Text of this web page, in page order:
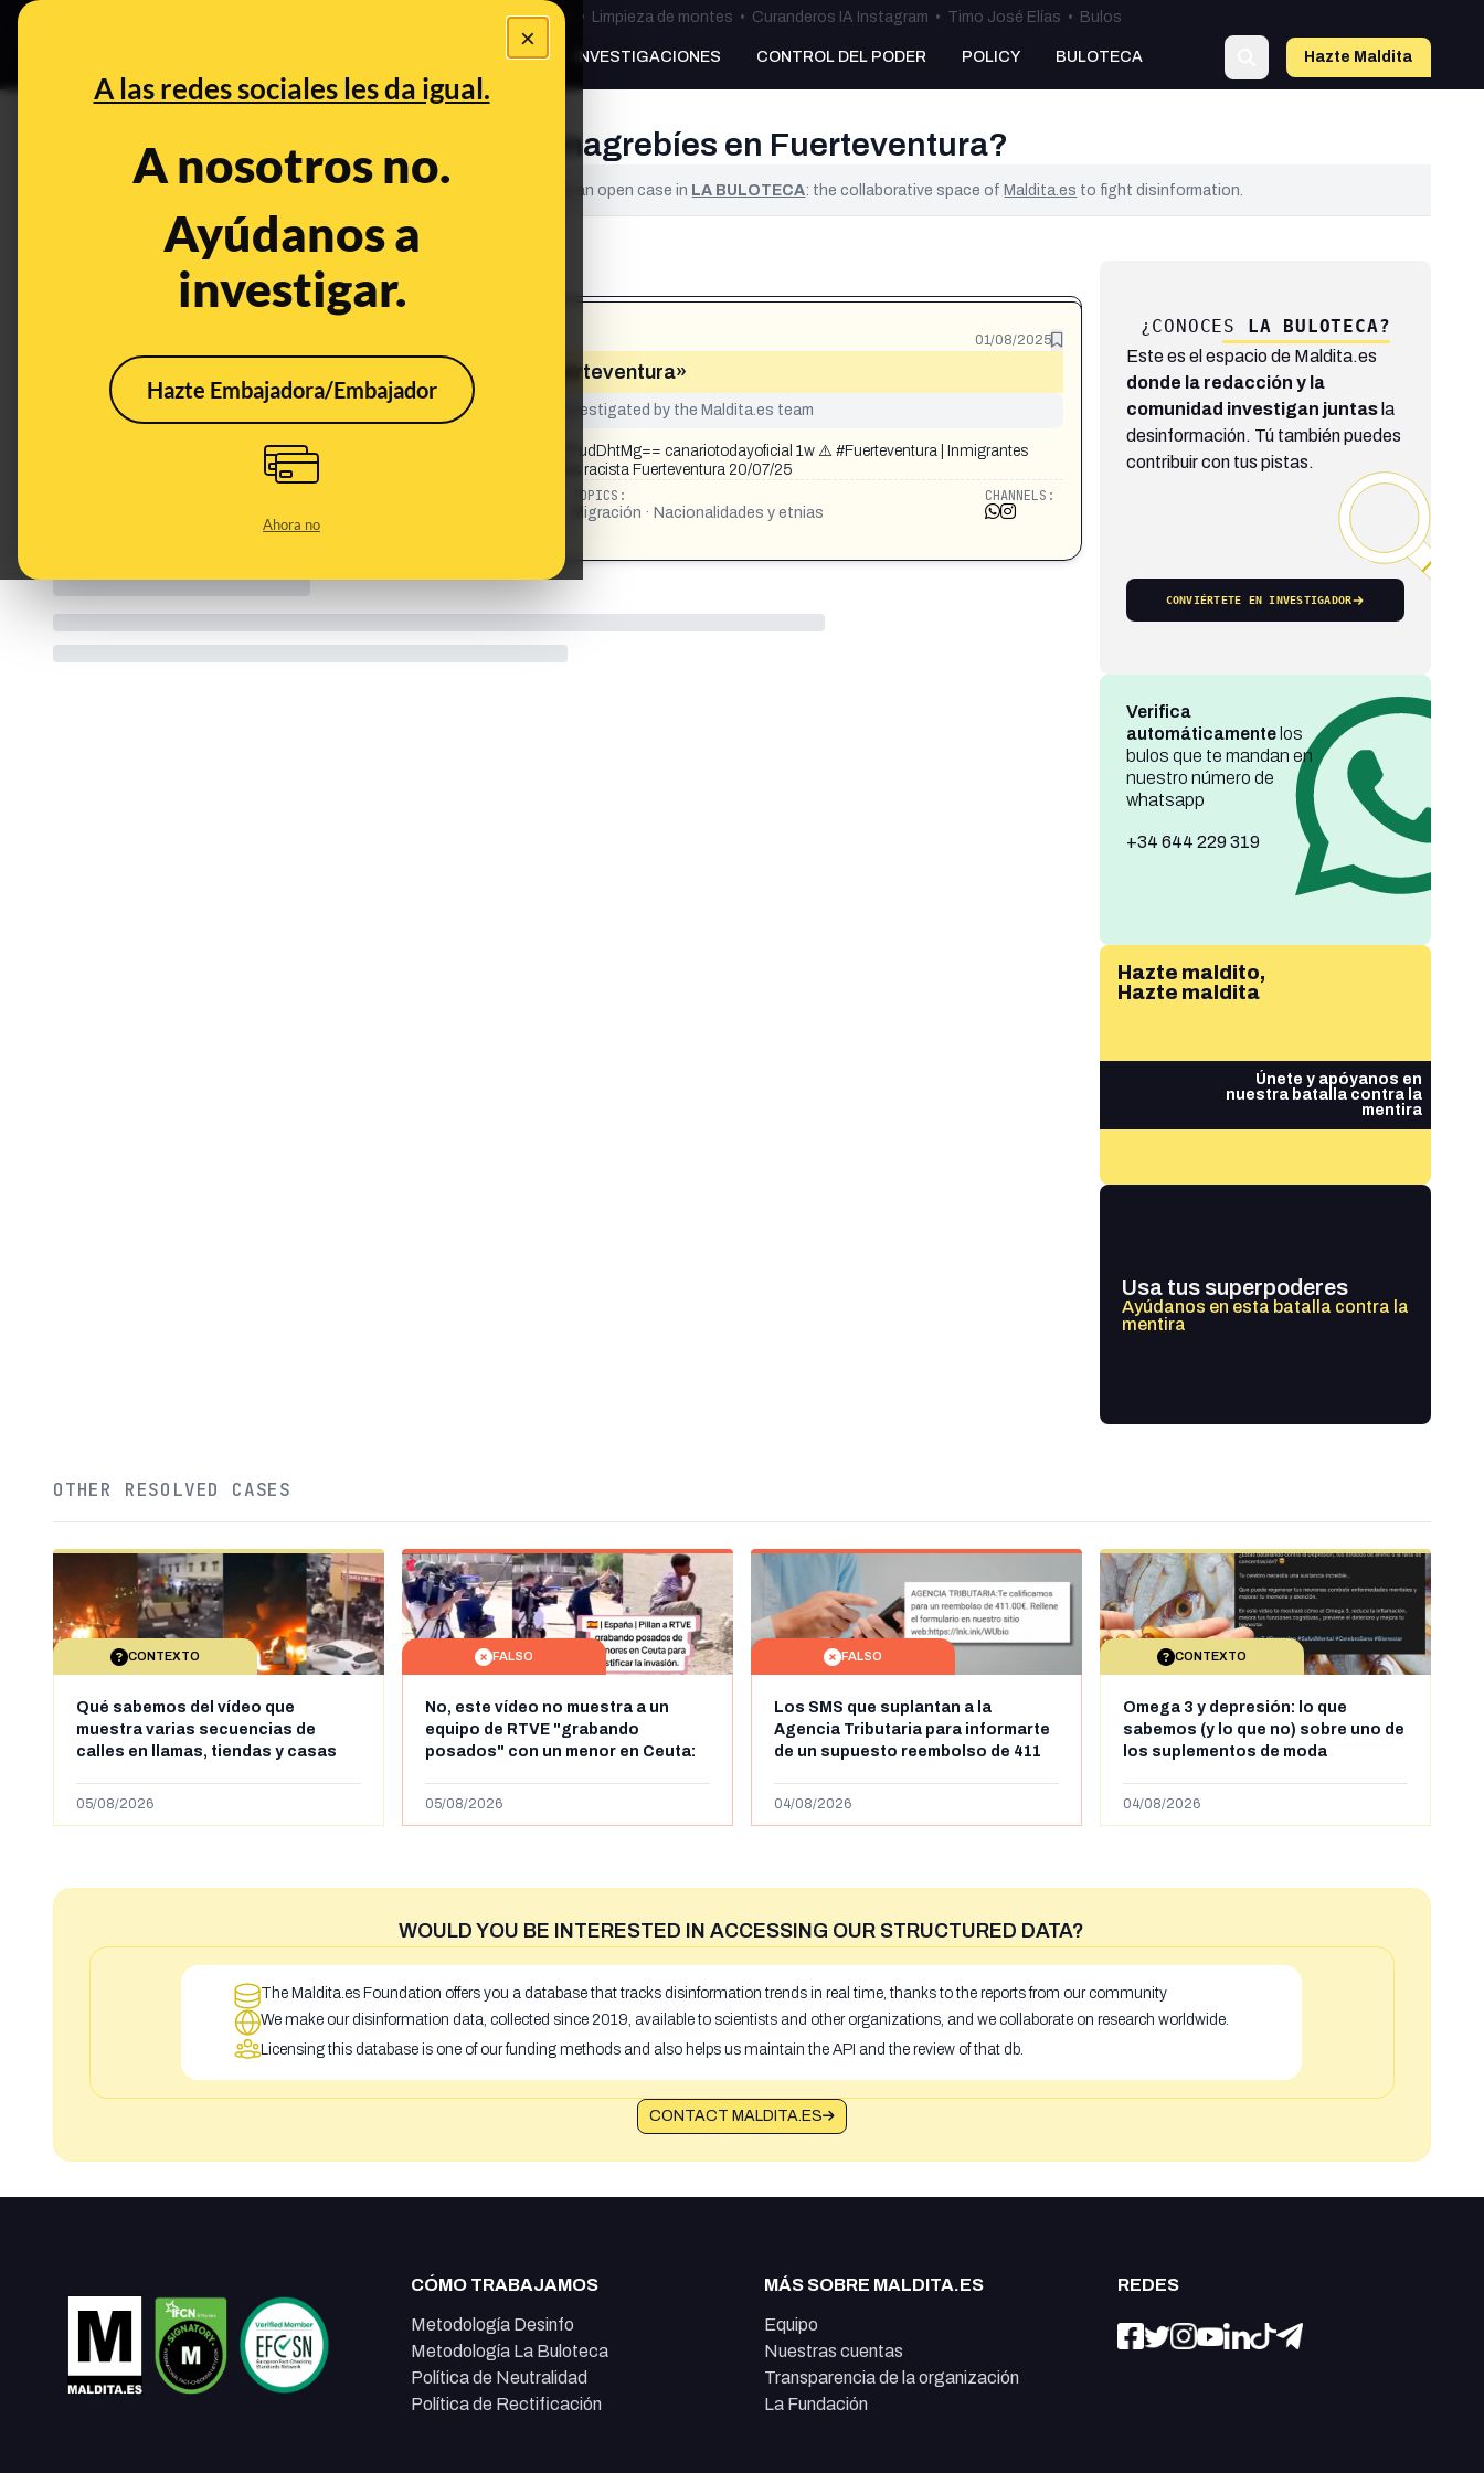
×
A las redes sociales les da igual.
A nosotros no.
Ayúdanos a
investigar.
Hazte Embajadora/Embajador
Ahora no
Bulos Ceuta • Limpieza de montes • Curanderos IA Instagram • Timo José Elías • Bulos
PREBUNKING INVESTIGACIONES CONTROL DEL PODER POLICY BULOTECA Hazte Maldita
¿Pelea callejera entre migrantes magrebíes en Fuerteventura?
This content has NOT yet been verified. It is an open case in LA BULOTECA: the collaborative space ofMaldita.es to fight disinformation.
01/08/2025
«Pelea callejera entre migrantes magrebíes en Fuerteventura»
This content has not yet been investigated by the Maldita.es team
https://www.instagram.com/reel/DMYdCCTsMae/?igsh=MTFwMXc4dTFudDhtMg== canariotodayoficial 1w ⚠️ #Fuerteventura | Inmigrantes
ilegales magrebíes aportando a la sociedad canaria. Si no lo ves bien eres racista Fuerteventura 20/07/25
TOPICS:
Migración · Nacionalidades y etnias
CHANNELS:
¿CONOCES LA BULOTECA?
Este es el espacio de Maldita.es
donde la redacción y la
comunidad investigan juntasla
desinformación. Tú también puedes
contribuir con tus pistas.
CONVIÉRTETE EN INVESTIGADOR
Verifica
automáticamentelos
bulos que te mandan en
nuestro número de
whatsapp
+34 644 229 319
Hazte maldito,
Hazte maldita
Únete y apóyanos en
nuestra batalla contra la
mentira
Usa tus superpoderes
Ayúdanos en esta batalla contra la
mentira
OTHER RESOLVED CASES
CONTEXTO
Qué sabemos del vídeo que
muestra varias secuencias de
calles en llamas, tiendas y casas
supuestamente en España tras la
05/08/2026
FALSO
No, este vídeo no muestra a un
equipo de RTVE "grabando
posados" con un menor en Ceuta:
VRT
05/08/2026
FALSO
Los SMS que suplantan a la
Agencia Tributaria para informarte
de un supuesto reembolso de 411
04/08/2026
CONTEXTO
Omega 3 y depresión: lo que
sabemos (y lo que no) sobre uno de
los suplementos de moda
04/08/2026
WOULD YOU BE INTERESTED IN ACCESSING OUR STRUCTURED DATA?
The Maldita.es Foundation offers you a database that tracks disinformation trends in real time, thanks to the reports from our community
We make our disinformation data, collected since 2019, available to scientists and other organizations, and we collaborate on research worldwide.
Licensing this database is one of our funding methods and also helps us maintain the API and the review of that db.
CONTACT MALDITA.ES
CÓMO TRABAJAMOS
Metodología Desinfo
Metodología La Buloteca
Política de Neutralidad
Política de Rectificación
MÁS SOBRE MALDITA.ES
Equipo
Nuestras cuentas
Transparencia de la organización
La Fundación
REDES